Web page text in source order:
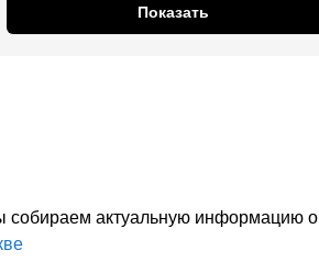
Показать
собираем актуальную информацию о